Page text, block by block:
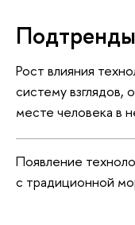
Подтренды
Рост влияния
систему взглядов,
месте человека в
Появление
с традиционной